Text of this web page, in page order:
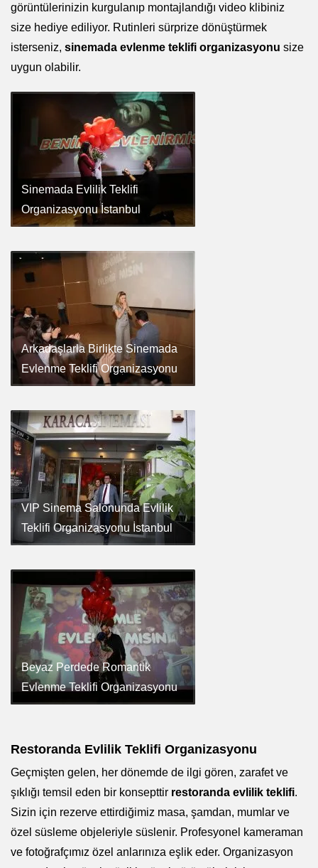
görüntülerinizin kurgulanıp montajlandığı video klibiniz
size hediye ediliyor. Rutinleri sürprize dönüştürmek
isterseniz, sinemada evlenme teklifi organizasyonu size
uygun olabilir.
Sinemada Evlilik Teklifi
Organizasyonu İstanbul
Arkadaşlarla Birlikte Sinemada
Evlenme Teklifi Organizasyonu
VIP Sinema Salonunda Evlilik
Teklifi Organizasyonu İstanbul
Beyaz Perdede Romantik
Evlenme Teklifi Organizasyonu
Restoranda Evlilik Teklifi Organizasyonu
Geçmişten gelen, her dönemde de ilgi gören, zarafet ve
şıklığı temsil eden bir konsepttir restoranda evlilik teklifi.
Sizin için rezerve ettirdiğimiz masa, şamdan, mumlar ve
özel süsleme objeleriyle süslenir. Profesyonel kameraman
ve fotoğrafçımız özel anlarınıza eşlik eder. Organizasyon